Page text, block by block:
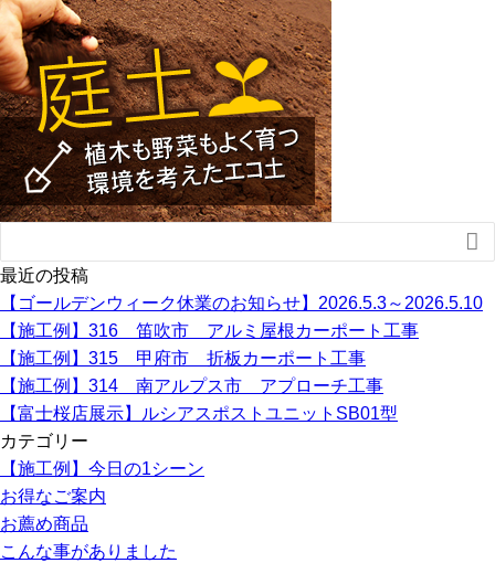

最近の投稿
【ゴールデンウィーク休業のお知らせ】2026.5.3～2026.5.10
【施工例】316 笛吹市 アルミ屋根カーポート工事
【施工例】315 甲府市 折板カーポート工事
【施工例】314 南アルプス市 アプローチ工事
【富士桜店展示】ルシアスポストユニットSB01型
カテゴリー
【施工例】今日の1シーン
お得なご案内
お薦め商品
こんな事がありました